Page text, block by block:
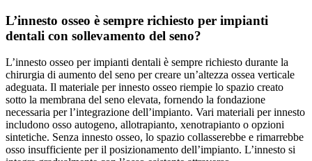
L’innesto osseo è sempre richiesto per impianti
dentali con sollevamento del seno?
L’innesto osseo per impianti dentali è sempre richiesto durante la
chirurgia di aumento del seno per creare un’altezza ossea verticale
adeguata. Il materiale per innesto osseo riempie lo spazio creato
sotto la membrana del seno elevata, fornendo la fondazione
necessaria per l’integrazione dell’impianto. Vari materiali per innesto
includono osso autogeno, allotrapianto, xenotrapianto o opzioni
sintetiche. Senza innesto osseo, lo spazio collasserebbe e rimarrebbe
osso insufficiente per il posizionamento dell’impianto. L’innesto si